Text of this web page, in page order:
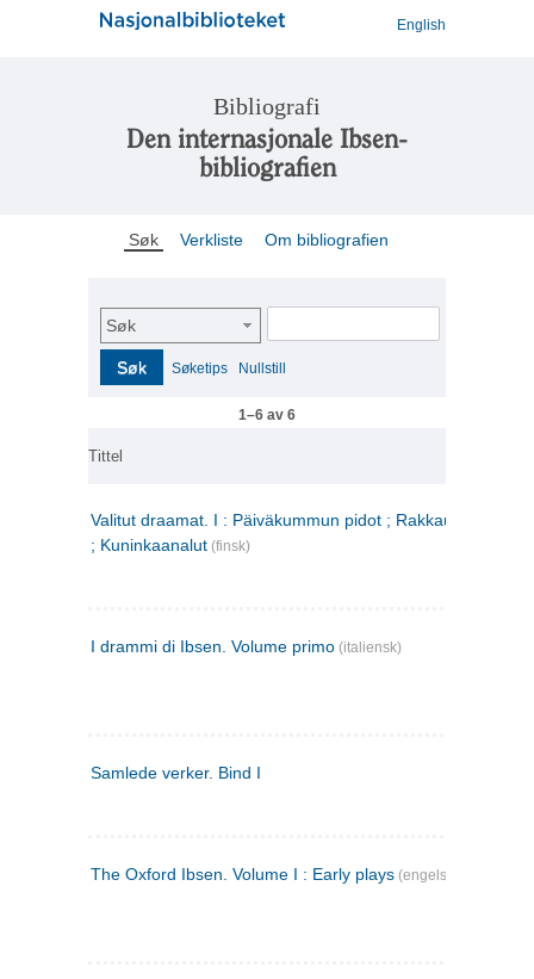
English
Bibliografi
Den internasjonale Ibsen-
bibliografien
Søk Verkliste Om bibliografien
Søk
Søk Søketips Nullstill
1–6 av 6
Tittel
Valitut draamat. I : Päiväkummun pidot ; Rakkauden
; Kuninkaanalut (finsk)
I drammi di Ibsen. Volume primo (italiensk)
Samlede verker. Bind I
The Oxford Ibsen. Volume I : Early plays (engelsk)